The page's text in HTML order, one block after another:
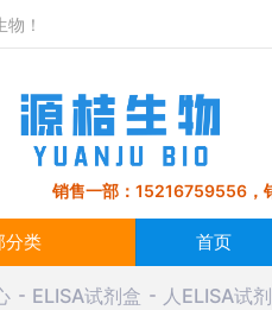
！
销售一部：15216759556，
分类 首页
ELISA试剂盒 人ELISA试